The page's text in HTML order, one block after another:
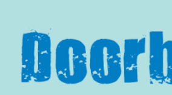
inhoud
springen